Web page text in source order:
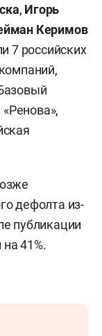
, Игорь
Керимов
7 российских
«Ренова»,
дефолта из-
публикации
41%.